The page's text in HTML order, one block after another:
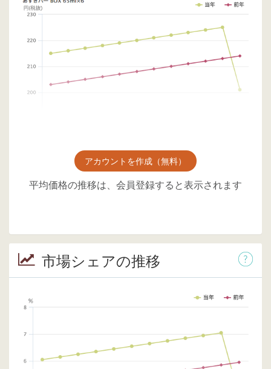
アカウントを作成（無料）
平均価格の推移は、会員登録すると表示されます
市場シェアの推移